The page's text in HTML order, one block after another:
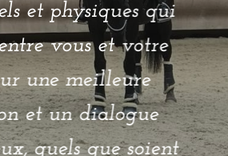
et physiques qui
vous et votre
une meilleure
et un dialogue
quels que soient